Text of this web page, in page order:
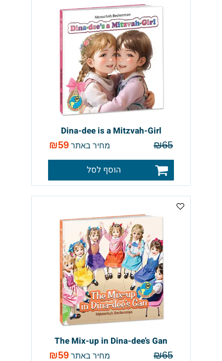
Dina-dee is a Mitzvah-Girl
₪65 מחיר באתר ₪59
הוסף לסל
The Mix-up in Dina-dee’s Gan
₪65 מחיר באתר ₪59